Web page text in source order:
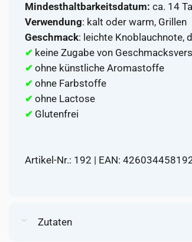
Mindesthaltbarkeitsdatum: ca. 14
Verwendung: kalt oder warm, Grillen
Geschmack: leichte Knoblauchnote,
✔ keine Zugabe von
✔ ohne künstliche Aromastoffe
✔ ohne Farbstoffe
✔ ohne Lactose
✔ Glutenfrei
Artikel-Nr.: 192 | EAN:
Zutaten